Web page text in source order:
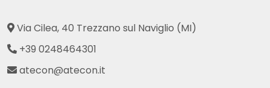
Via Cilea, 40 Trezzano sul Naviglio (MI)
+39 0248464301
atecon@atecon.it